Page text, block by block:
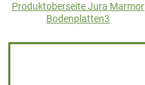
Produktoberseite Jura Marmor
Bodenplatten3